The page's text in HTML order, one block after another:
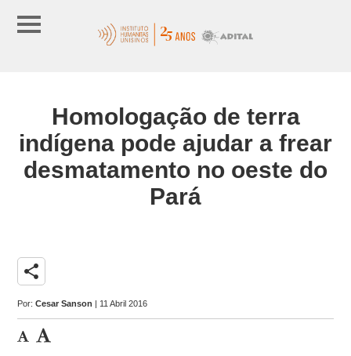
Homologação de terra
indígena pode ajudar a frear
desmatamento no oeste do
Pará
share
Por:Cesar Sanson | 11 Abril 2016